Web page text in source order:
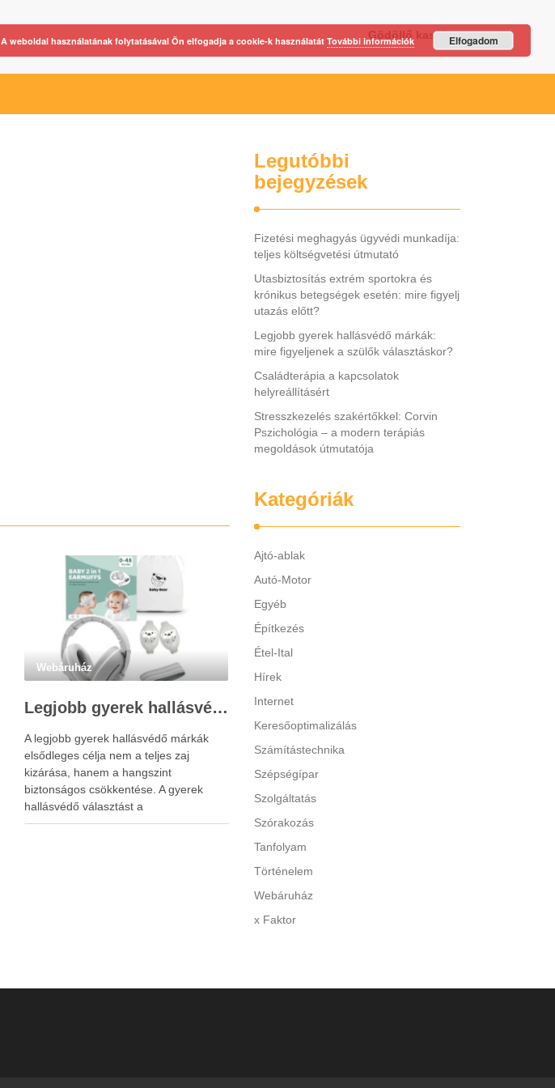
Gödöllő kastély
Webáruház
Legjobb gyerek hallásvédő márkák: mire figyeljenek a szülők választáskor?
A legjobb gyerek hallásvédő márkák
elsődleges célja nem a teljes zaj
kizárása, hanem a hangszint
biztonságos csökkentése. A gyerek
hallásvédő választást a
www.earplugs.hu weboldal is
Legutóbbi
bejegyzések
Fizetési meghagyás ügyvédi munkadíja:
teljes költségvetési útmutató
Utasbiztosítás extrém sportokra és
krónikus betegségek esetén: mire figyelj
utazás előtt?
Legjobb gyerek hallásvédő márkák:
mire figyeljenek a szülők választáskor?
Családterápia a kapcsolatok
helyreállításért
Stresszkezelés szakértőkkel: Corvin
Pszichológia – a modern terápiás
megoldások útmutatója
Kategóriák
Ajtó-ablak
Autó-Motor
Egyéb
Építkezés
Étel-Ital
Hírek
Internet
Keresőoptimalizálás
Számítástechnika
Szépségípar
Szolgáltatás
Szórakozás
Tanfolyam
Történelem
Webáruház
x Faktor
A weboldal használatának folytatásával Ön elfogadja a cookie-k használatát További információk Elfogadom